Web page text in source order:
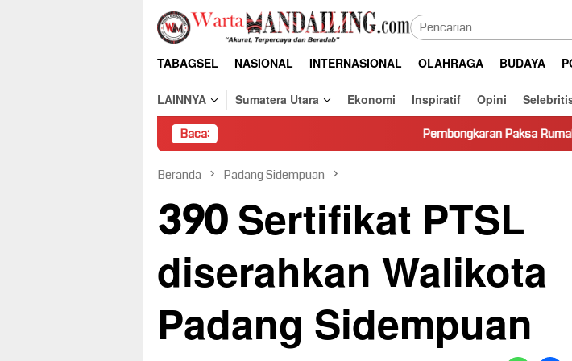
Loncat
konten
TABAGSEL NASIONAL INTERNASIONAL OLAHRAGA BUDAYA
LAINNYA
Sumatera Utara Ekonomi Inspiratif Opini
Baca: Pembongkaran Paksa Rumah Warga di
Beranda Padang Sidempuan
390 Sertifikat PTSL
diserahkan Walikota
Padang Sidempuan